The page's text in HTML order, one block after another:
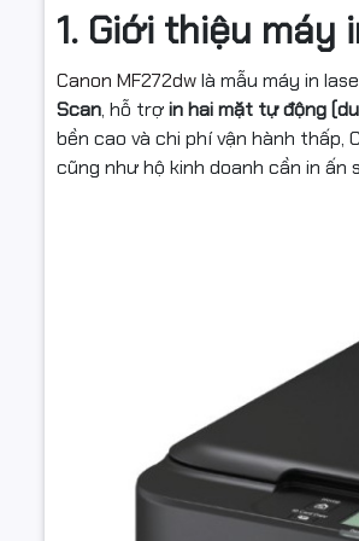
1. Giới thiệu máy
Canon MF272dwlà mẫu máy in
Scan, hỗ trợin hai mặt tự động
bền cao và chi phí vận hành thấp,
cũng như hộ kinh doanh cần in ấn